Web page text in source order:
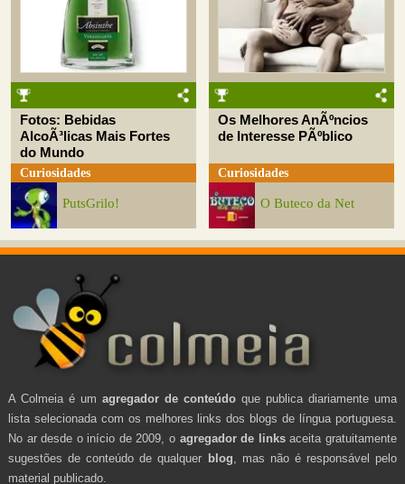
Fotos: Bebidas
AlcoÃ³licas Mais Fortes
do Mundo
Curiosidades
PutsGrilo!
Os Melhores AnÃºncios
de Interesse PÃºblico
Curiosidades
O Buteco da Net
A Colmeia é um agregador de conteúdo que publica diariamente uma
lista selecionada com os melhores links dos blogs de língua portuguesa.
No ar desde o início de 2009, o agregador de linksaceita gratuitamente
sugestões de conteúdo de qualquer blog , mas não é responsável pelo
material publicado.